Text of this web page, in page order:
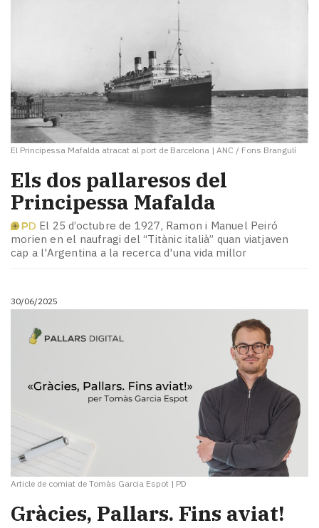
El Principessa Mafalda atracat al port de Barcelona | ANC / Fons Brangulí
Els dos pallaresos del
Principessa Mafalda
El 25 d’octubre de 1927, Ramon i Manuel Peiró
morien en el naufragi del “Titànic italià” quan viatjaven
cap a l'Argentina a la recerca d'una vida millor
30/06/2025
Article de comiat de Tomàs Garcia Espot | PD
Gràcies, Pallars. Fins aviat!